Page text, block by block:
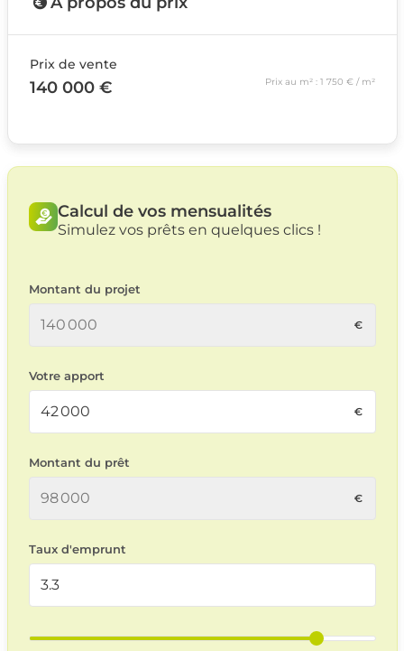
Prix de vente
140 000 € Prix au m² : 1 750 € / m²
Calcul de vos mensualités
Simulez vos prêts en quelques clics !
Montant du projet
Votre apport
Montant du prêt
Taux d'emprunt